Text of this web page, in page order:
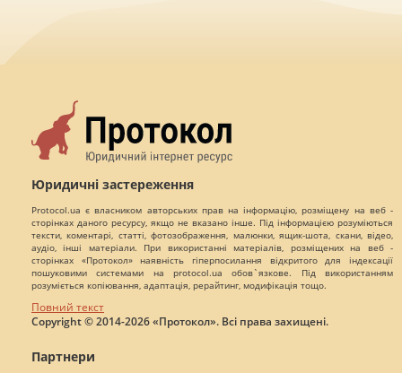
Юридичні застереження
Protocol.ua є власником авторських прав на інформацію, розміщену на веб -
сторінках даного ресурсу, якщо не вказано інше. Під інформацією розуміються
тексти, коментарі, статті, фотозображення, малюнки, ящик-шота, скани, відео,
аудіо, інші матеріали. При використанні матеріалів, розміщених на веб -
сторінках «Протокол» наявність гіперпосилання відкритого для індексації
пошуковими системами на protocol.ua обов`язкове. Під використанням
розуміється копіювання, адаптація, рерайтинг, модифікація тощо.
Повний текст
Copyright © 2014-2026 «Протокол». Всі права захищені.
Партнери